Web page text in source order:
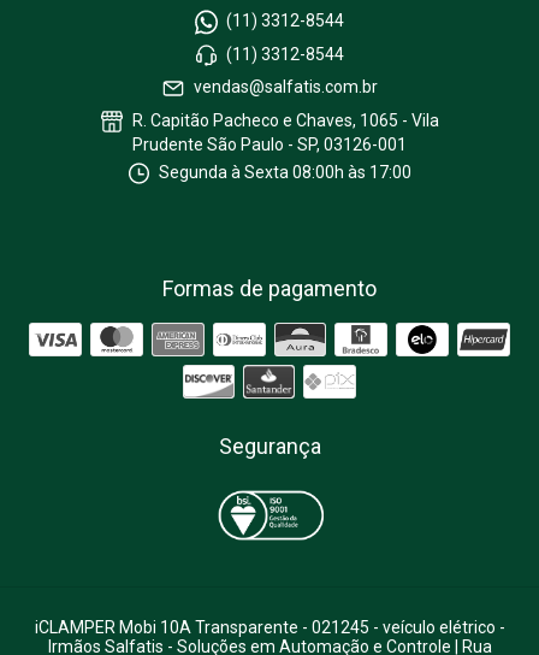
(11) 3312-8544
(11) 3312-8544
vendas@salfatis.com.br
R. Capitão Pacheco e Chaves, 1065 - Vila
Prudente São Paulo - SP, 03126-001
Segunda à Sexta 08:00h às 17:00
Formas de pagamento
Segurança
iCLAMPER Mobi 10A Transparente - 021245 - veículo elétrico -
Irmãos Salfatis - Soluções em Automação e Controle | Rua